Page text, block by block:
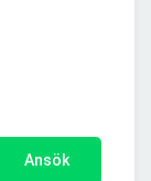
Ansök